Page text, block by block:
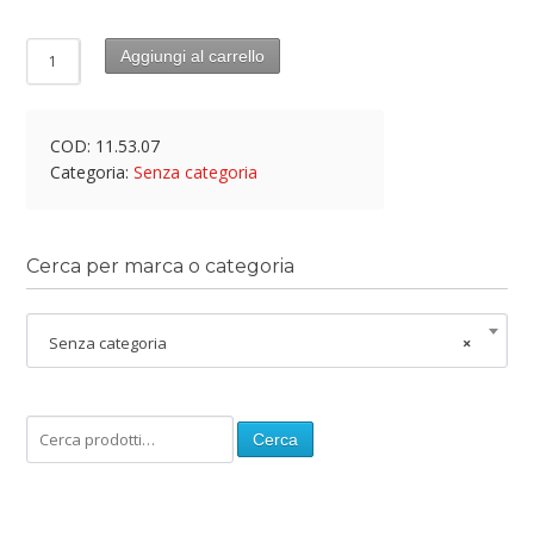
Aggiungi al carrello
COD: 11.53.07
Categoria:Senza categoria
Cerca per marca o categoria
×
Senza categoria
Cerca